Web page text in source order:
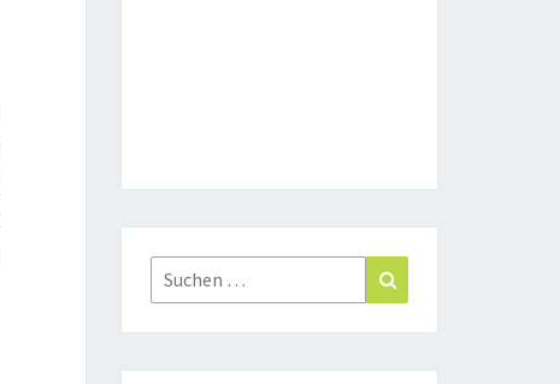
Suchen
nach: